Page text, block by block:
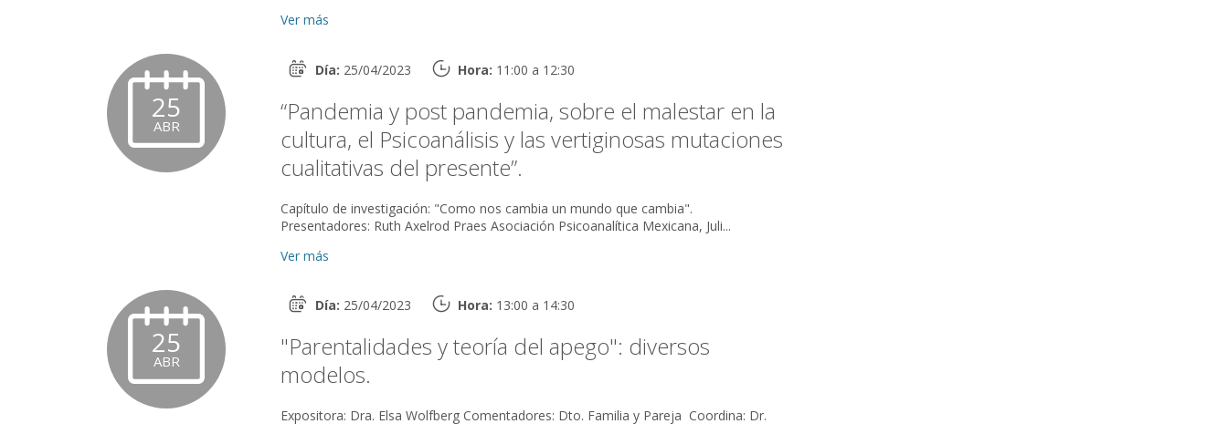
Ver más
25
ABR
Día: 25/04/2023 Hora: 11:00 a 12:30
“Pandemia y post pandemia, sobre el malestar en la
cultura, el Psicoanálisis y las vertiginosas mutaciones
cualitativas del presente”.
Capítulo de investigación: "Como nos cambia un mundo que cambia".
Presentadores: Ruth Axelrod Praes Asociación Psicoanalítica Mexicana, Juli...
Ver más
25
ABR
Día: 25/04/2023 Hora: 13:00 a 14:30
"Parentalidades y teoría del apego": diversos
modelos.
Expositora: Dra. Elsa Wolfberg Comentadores: Dto. Familia y Pareja Coordina: Dr.